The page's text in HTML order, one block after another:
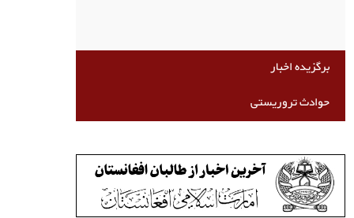
برگزیده اخبار
نقش تعیین‌کننده صندوق بین‌المللی پول در
حوادث تروریستی